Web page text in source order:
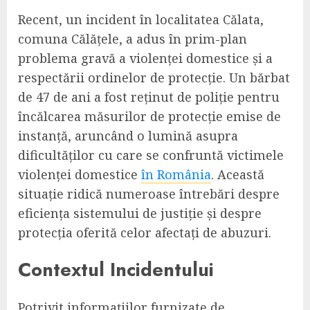
Recent, un incident în localitatea Călata,
comuna Călățele, a adus în prim-plan
problema gravă a violenței domestice și a
respectării ordinelor de protecție. Un bărbat
de 47 de ani a fost reținut de poliție pentru
încălcarea măsurilor de protecție emise de
instanță, aruncând o lumină asupra
dificultăților cu care se confruntă victimele
violenței domestice în România. Această
situație ridică numeroase întrebări despre
eficiența sistemului de justiție și despre
protecția oferită celor afectați de abuzuri.
Contextul Incidentului